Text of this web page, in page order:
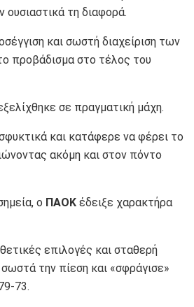
ουσιαστικά τη διαφορά.
και σωστή διαχείριση των
προβάδισμα στο τέλος του
σε πραγματική μάχη.
και κατάφερε να φέρει το
ακόμη και στον πόντο
ο ΠΑΟΚ έδειξε χαρακτήρα
επιλογές και σταθερή
σωστά την πίεση και «σφράγισε»
73.